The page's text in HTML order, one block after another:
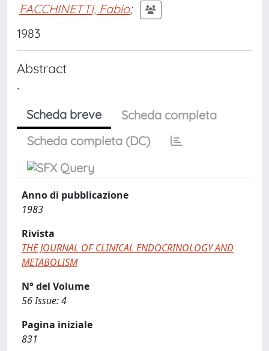
FACCHINETTI, Fabio;
1983
Abstract
.
Scheda breve
Scheda completa
Scheda completa (DC)
Anno di pubblicazione
1983
Rivista
THE JOURNAL OF CLINICAL ENDOCRINOLOGY AND
METABOLISM
N° del Volume
56 Issue: 4
Pagina iniziale
831